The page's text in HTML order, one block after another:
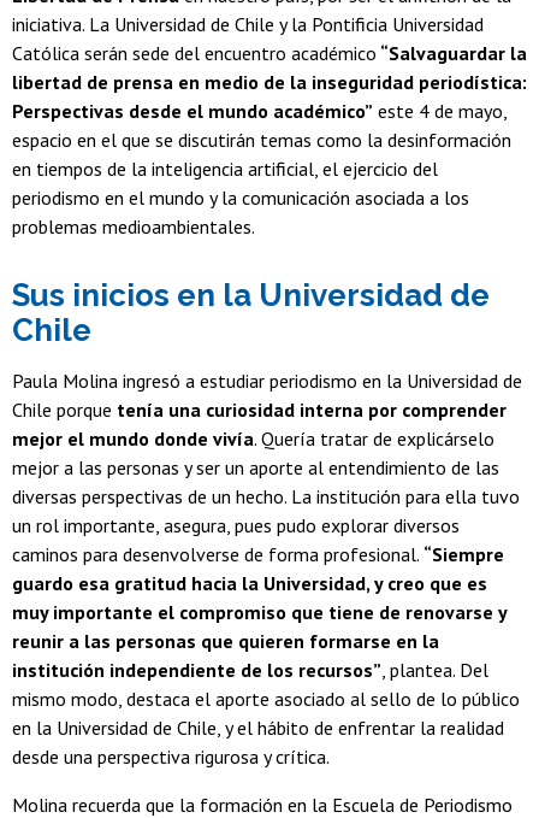
iniciativa. La Universidad de Chile y la Pontificia Universidad
Católica serán sede del encuentro académico “Salvaguardar la
libertad de prensa en medio de la inseguridad periodística:
Perspectivas desde el mundo académico” este 4 de mayo,
espacio en el que se discutirán temas como la desinformación
en tiempos de la inteligencia artificial, el ejercicio del
periodismo en el mundo y la comunicación asociada a los
problemas medioambientales.
Sus inicios en la Universidad de
Chile
Paula Molina ingresó a estudiar periodismo en la Universidad de
Chile porque tenía una curiosidad interna por comprender
mejor el mundo donde vivía. Quería tratar de explicárselo
mejor a las personas y ser un aporte al entendimiento de las
diversas perspectivas de un hecho. La institución para ella tuvo
un rol importante, asegura, pues pudo explorar diversos
caminos para desenvolverse de forma profesional. “Siempre
guardo esa gratitud hacia la Universidad, y creo que es
muy importante el compromiso que tiene de renovarse y
reunir a las personas que quieren formarse en la
institución independiente de los recursos”, plantea. Del
mismo modo, destaca el aporte asociado al sello de lo público
en la Universidad de Chile, y el hábito de enfrentar la realidad
desde una perspectiva rigurosa y crítica.
Molina recuerda que la formación en la Escuela de Periodismo